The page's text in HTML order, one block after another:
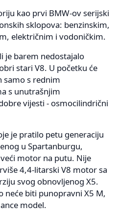
kao prvi BMW-ov serijski
sklopova: benzinskim,
električnim i vodoničkim.
je barem nedostajalo
stari V8. U početku će
samo s rednim
s unutrašnjim
vijesti - osmocilindrični
je pratilo petu generaciju
u Spartanburgu,
motor na putu. Nije
4,4-litarski V8 motor sa
svog obnovljenog X5.
neće biti punopravni X5 M,
model.